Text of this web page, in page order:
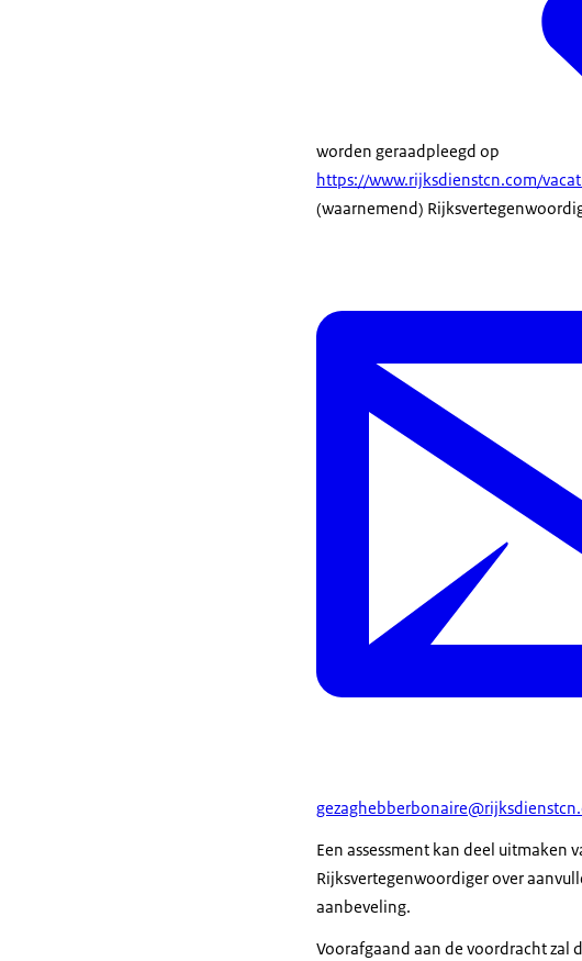
worden geraadpleegd op
https://www.rijksdienstcn.com/
(waarnemend)
Een assessment kan deel uitmaken
Rijksvertegenwoordiger over
aanbeveling.
Voorafgaand aan de voordracht zal